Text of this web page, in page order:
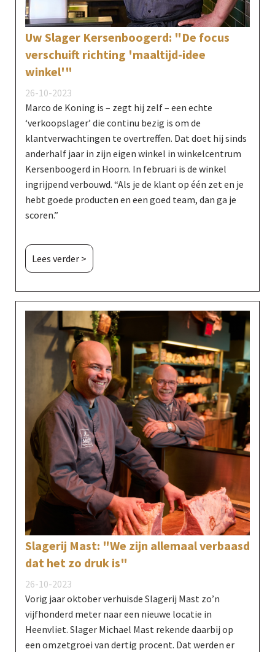
Uw Slager Kersenboogerd: "De focus
verschuift richting 'maaltijd-idee
winkel'"
26-10-2023
Marco de Koning is – zegt hij zelf – een echte
‘verkoopslager’ die continu bezig is om de
klantverwachtingen te overtreffen. Dat doet hij sinds
anderhalf jaar in zijn eigen winkel in winkelcentrum
Kersenboogerd in Hoorn. In februari is de winkel
ingrijpend verbouwd. “Als je de klant op één zet en je
hebt goede producten en een goed team, dan ga je
scoren.”
Lees verder >
Slagerij Mast: "We zijn allemaal verbaasd
dat het zo druk is"
26-10-2023
Vorig jaar oktober verhuisde Slagerij Mast zo’n
vijfhonderd meter naar een nieuwe locatie in
Heenvliet. Slager Michael Mast rekende daarbij op
een omzetgroei van dertig procent. Dat werden er